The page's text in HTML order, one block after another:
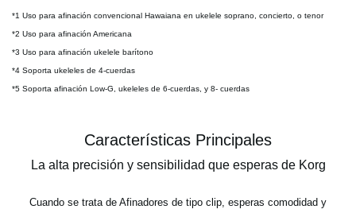
*1 Uso para afinación convencional Hawaiana en ukelele soprano, concierto, o tenor
*2 Uso para afinación Americana
*3 Uso para afinación ukelele barítono
*4 Soporta ukeleles de 4-cuerdas
*5 Soporta afinación Low-G, ukeleles de 6-cuerdas, y 8- cuerdas
Características Principales
La alta precisión y sensibilidad que esperas de Korg
Cuando se trata de Afinadores de tipo clip, esperas comodidad y